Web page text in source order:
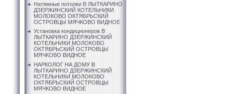
Натяжные потолки В ЛЫТКАРИНО
ДЗЕРЖИНСКИЙ КОТЕЛЬНИКИ
МОЛОКОВО ОКТЯБРЬСКИЙ
ОСТРОВЦЫ МЯЧКОВО ВИДНОЕ
Установка кондиционеров В
ЛЫТКАРИНО ДЗЕРЖИНСКИЙ
КОТЕЛЬНИКИ МОЛОКОВО
ОКТЯБРЬСКИЙ ОСТРОВЦЫ
МЯЧКОВО ВИДНОЕ
НАРКОЛОГ НА ДОМУ В
ЛЫТКАРИНО ДЗЕРЖИНСКИЙ
КОТЕЛЬНИКИ МОЛОКОВО
ОКТЯБРЬСКИЙ ОСТРОВЦЫ
МЯЧКОВО ВИДНОЕ